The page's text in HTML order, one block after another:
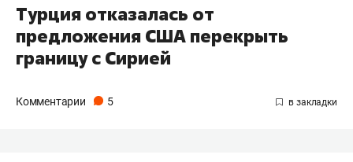
Турция отказалась от
предложения США перекрыть
границу с Сирией
Комментарии 5